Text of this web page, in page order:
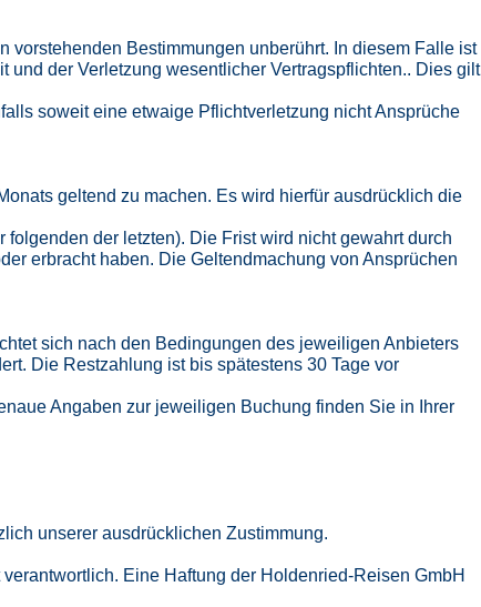
vorstehenden Bestimmungen unberührt. In diesem Falle ist
und der Verletzung wesentlicher Vertragspflichten.. Dies gilt
soweit eine etwaige Pflichtverletzung nicht Ansprüche
geltend zu machen. Es wird hierfür ausdrücklich die
der letzten). Die Frist wird nicht gewahrt durch
erbracht haben. Die Geltendmachung von Ansprüchen
sich nach den Bedingungen des jeweiligen Anbieters
Die Restzahlung ist bis spätestens 30 Tage vor
Angaben zur jeweiligen Buchung finden Sie in Ihrer
unserer ausdrücklichen Zustimmung.
Eine Haftung der Holdenried-Reisen GmbH